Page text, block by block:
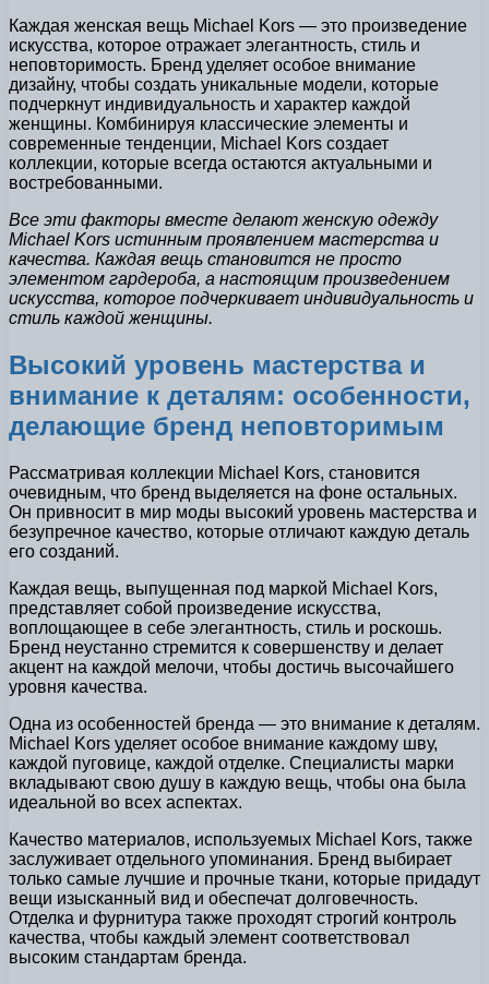
Каждая женская вещь Michael Kors — это произведение
искусства, которое отражает элегантность, стиль и
неповторимость. Бренд уделяет особое внимание
дизайну, чтобы создать уникальные модели, которые
подчеркнут индивидуальность и характер каждой
женщины. Комбинируя классические элементы и
современные тенденции, Michael Kors создает
коллекции, которые всегда остаются актуальными и
востребованными.
Все эти факторы вместе делают женскую одежду
Michael Kors истинным проявлением мастерства и
качества. Каждая вещь становится не просто
элементом гардероба, а настоящим произведением
искусства, которое подчеркивает индивидуальность и
стиль каждой женщины.
Высокий уровень мастерства и
внимание к деталям: особенности,
делающие бренд неповторимым
Рассматривая коллекции Michael Kors, становится
очевидным, что бренд выделяется на фоне остальных.
Он привносит в мир моды высокий уровень мастерства и
безупречное качество, которые отличают каждую деталь
его созданий.
Каждая вещь, выпущенная под маркой Michael Kors,
представляет собой произведение искусства,
воплощающее в себе элегантность, стиль и роскошь.
Бренд неустанно стремится к совершенству и делает
акцент на каждой мелочи, чтобы достичь высочайшего
уровня качества.
Одна из особенностей бренда — это внимание к деталям.
Michael Kors уделяет особое внимание каждому шву,
каждой пуговице, каждой отделке. Специалисты марки
вкладывают свою душу в каждую вещь, чтобы она была
идеальной во всех аспектах.
Качество материалов, используемых Michael Kors, также
заслуживает отдельного упоминания. Бренд выбирает
только самые лучшие и прочные ткани, которые придадут
вещи изысканный вид и обеспечат долговечность.
Отделка и фурнитура также проходят строгий контроль
качества, чтобы каждый элемент соответствовал
высоким стандартам бренда.